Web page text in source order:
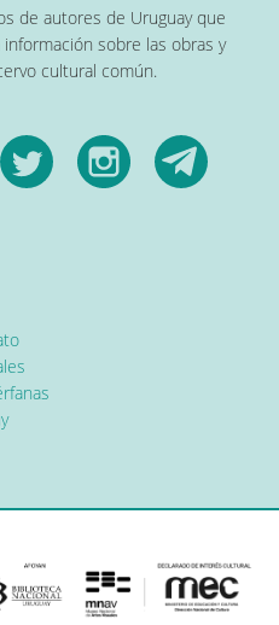
de autores de Uruguay que
sobre las obras y
cultural común.